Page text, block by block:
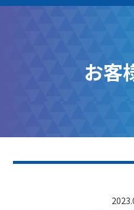
お客